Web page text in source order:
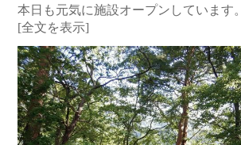
本日も元気に施設オープンしています。
[全文を表示]